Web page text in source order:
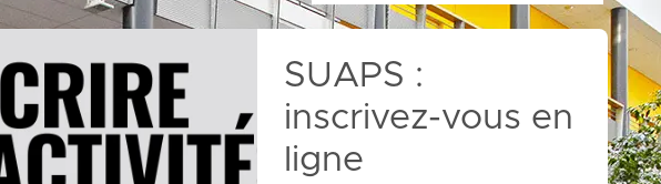
Vous êtes
étudiant et vous
recherchez un